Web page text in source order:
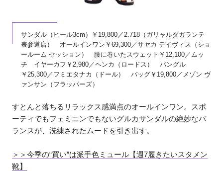
サンダル（ヒール3cm）￥19,800／2.718（ガリャルダガランテ
表参道店） オールインワン￥69,300／サヤカ デイヴィス（ショ
ールーム セッション） 腰に巻いたスウェット￥12,100／ムッ
チ イヤーカフ￥2,980／ヘンカ（ロードス） バングル
￥25,300／フミエタナカ（ドール） バッグ￥19,800／メゾン ヴ
ァンサン（フラッパーズ）
すとんと落ちるリラックス感満点のオールインワン。スポ
ーティでもフェミニンでもないグルカサンダルの絶妙なバ
ランスが、洗練されたムードを引き出す。
＞＞今季の“買い”は派手色ミュール【週7履きたいスタメン
靴】